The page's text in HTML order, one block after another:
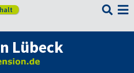

Lübeck